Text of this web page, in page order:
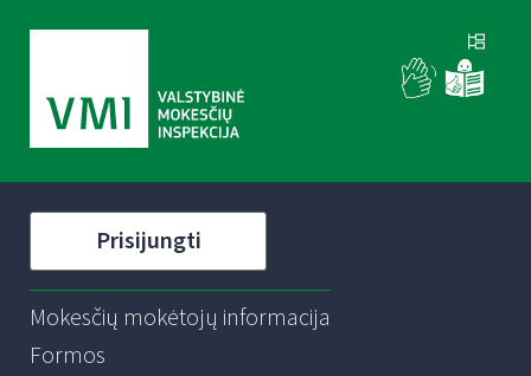
Prisijungti
Mokesčių mokėtojų informacija
Formos